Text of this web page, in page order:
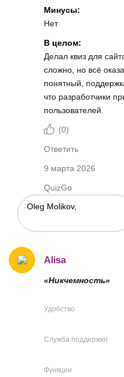
Минусы:
Нет
В целом:
Делал квиз для
сложно, но всё
понятный,
что разработчики
пользователей.
(0)
Ответить
9 марта 2026
QuizGo
Alisa
«Никчемность»
Удобство
Служба поддержки
Функции